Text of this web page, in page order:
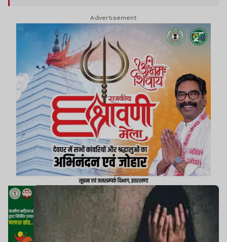
Advertisement